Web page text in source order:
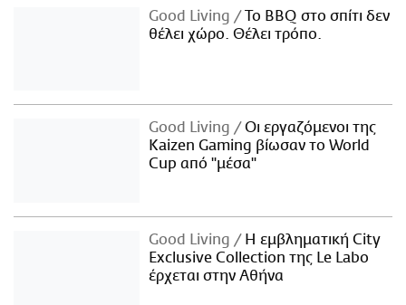
Good Living
Το BBQ στο σπίτι δεν
θέλει χώρο. Θέλει τρόπο.
Good Living
Οι εργαζόμενοι της
Kaizen Gaming βίωσαν το World
Cup από "μέσα"
Good Living
Η εμβληματική City
Exclusive Collection της Le Labo
έρχεται στην Αθήνα